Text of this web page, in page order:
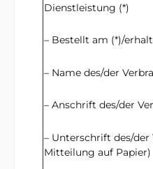
Dienstleistung (*)
– Bestellt am (*)/
– Name des/der
– Anschrift des/der
– Unterschrift des/der
Mitteilung auf Papier)